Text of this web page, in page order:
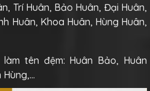
Trí Huân, Bảo Huân, Đại Huân,
Huân, Khoa Huân, Hùng Huân,
tên đệm: Huân Bảo, Huân
Hùng,…